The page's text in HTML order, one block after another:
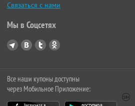
Связаться с нами
Мы в Соцсетях
Все наши купоны доступны
через Мобильное Приложение: